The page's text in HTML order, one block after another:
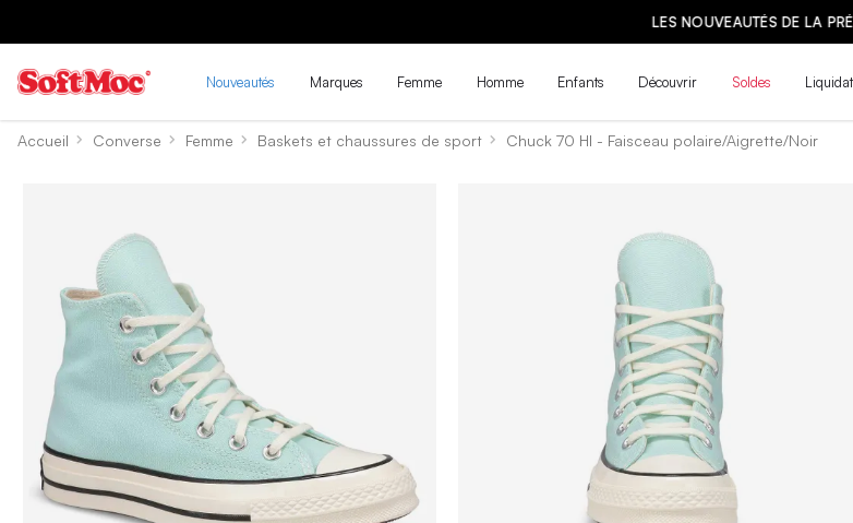
LES NOUVEAUTÉS DE LA PRÉ-RENTRÉE SONT
Nouveautés Marques Femme Homme Enfants Découvrir Soldes
Accueil Converse Femme Baskets et chaussures de sport Chuck 70 HI - Faisceau polaire/Aigrette/Noir